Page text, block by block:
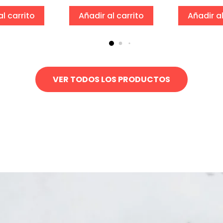
carrito Añadir al carrito Añadir
VER TODOS LOS PRODUCTOS